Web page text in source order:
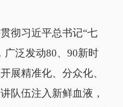
习近平总书记“七
广泛发动80、90新时
展精准化、分众化、
队伍注入新鲜血液，